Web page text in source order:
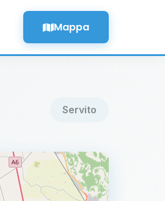
Mappa
Servito